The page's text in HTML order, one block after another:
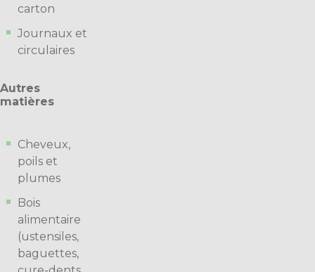
carton
Journaux et
circulaires
Autres
matières
Cheveux,
poils et
plumes
Bois
alimentaire
(ustensiles,
baguettes,